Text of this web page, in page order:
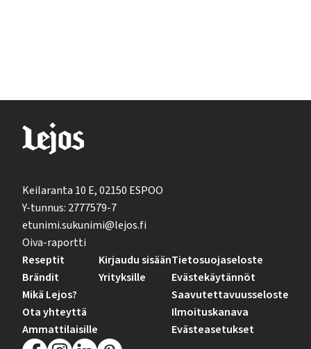
Keilaranta 10 E, 02150 ESPOO
Y-tunnus: 2777579-7
etunimi.sukunimi@lejos.fi
Oiva-raportti
Reseptit
Brändit
Mikä Lejos?
Ota yhteyttä
Ammattilaisille
Kirjaudu sisään
Yrityksille
Tietosuojaseloste
Evästekäytännöt
Saavutettavuusseloste
Ilmoituskanava
Evästeasetukset